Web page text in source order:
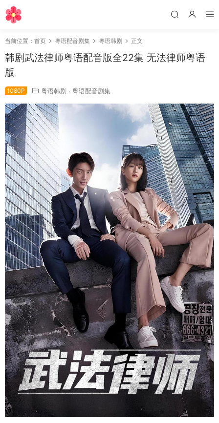
当前位置： 首页 粤语配音剧集 粤语韩剧 正文
韩剧武法律师粤语配音版全22集 无法律师粤语
版
1080P 粤语韩剧 · 粤语配音剧集